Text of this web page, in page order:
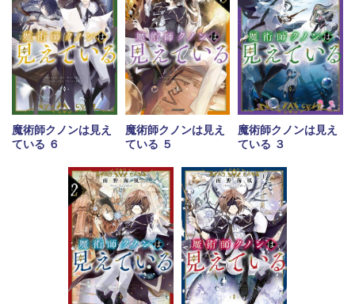
魔術師クノンは見え
ている ６
魔術師クノンは見え
ている ５
魔術師クノンは見え
ている ３